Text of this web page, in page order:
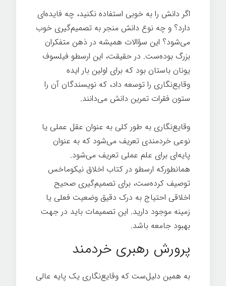
اگر دانش را به خوبی استفاده نکنید، چه فایده‌ای
دارد؟ و چه نوع دانش منجر به تصمیم‌گیری خوب
می‌شود؟ این سؤالات همیشه در ذهن متفکران
بزرگ بوده‌ست. در حقیقت، این ارسطو فیلسوف
یونان باستان بود که برای اولین بار ایده
وقایع‌نگاری را توسعه داد، که نویسندگان آن را
ستون فقرات تمرین دانش می‌دانند.
وقایع‌نگاری به طور کلی به عنوان عقل عملی یا
نوعی خردمندی تعریف می‌شود که به عنوان
پایه‌ای برای علم عملی تعریف می‌شود.
همانطورکه ارسطو در کتاب اخلاق نیکوماخس
توصیف کرده‌ست، برای تصمیم‌گیری صحیح
اخلاقی احتیاج به درک دقیق وضعیت فعلی یا
زمینه موجود دارید. این تصمیمات باید در جهت
بهبود جامعه باشد.
پرورش رهبری خردمند
به همین دلیل‌ست که وقایع‌نگاری یک پایه عالی